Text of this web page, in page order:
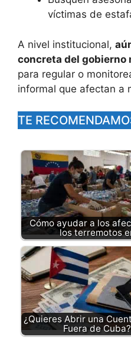
víctimas de
A nivel institucional,
concreta del gobierno
para regular o
informal que afectan a
TE
Cómo ayudar a los
los terremotos
¿Quieres Abrir una
Fuera de